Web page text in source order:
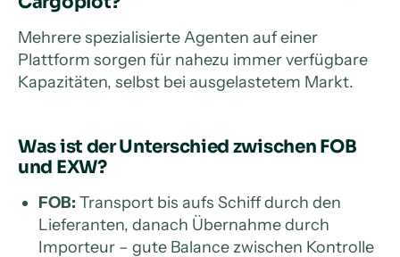
Mehrere spezialisierte Agenten auf einer
Plattform sorgen für nahezu immer verfügbare
Kapazitäten, selbst bei ausgelastetem Markt.
Was ist der Unterschied zwischen FOB
und EXW?
FOB: Transport bis aufs Schiff durch den
Lieferanten, danach Übernahme durch
Importeur – gute Balance zwischen Kontrolle